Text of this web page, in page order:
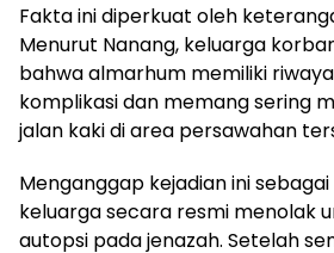
​Fakta ini diperkuat oleh
Menurut Nanang, keluarga
bahwa almarhum memiliki
komplikasi dan memang sering
jalan kaki di area persawahan
​Menganggap kejadian ini
keluarga secara resmi menolak
autopsi pada jenazah. Setelah